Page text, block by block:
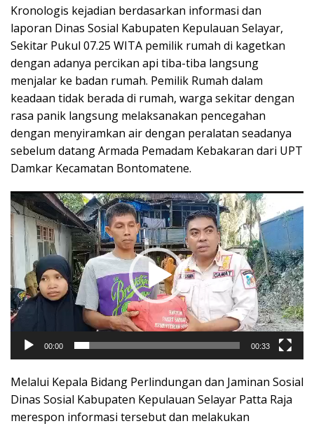
Kronologis kejadian berdasarkan informasi dan
laporan Dinas Sosial Kabupaten Kepulauan Selayar,
Sekitar Pukul 07.25 WITA pemilik rumah di kagetkan
dengan adanya percikan api tiba-tiba langsung
menjalar ke badan rumah. Pemilik Rumah dalam
keadaan tidak berada di rumah, warga sekitar dengan
rasa panik langsung melaksanakan pencegahan
dengan menyiramkan air dengan peralatan seadanya
sebelum datang Armada Pemadam Kebakaran dari UPT
Damkar Kecamatan Bontomatene.
Pemutar
Video
00:00 00:33
Melalui Kepala Bidang Perlindungan dan Jaminan Sosial
Dinas Sosial Kabupaten Kepulauan Selayar Patta Raja
merespon informasi tersebut dan melakukan